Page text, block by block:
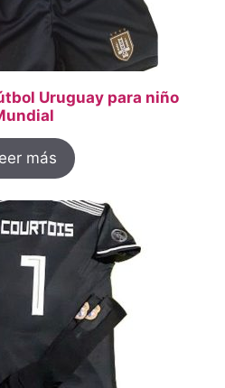
Uruguay para niño
más